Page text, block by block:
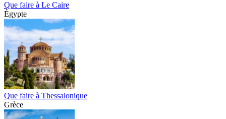
Que faire à Le Caire
Égypte
Que faire à Thessalonique
Grèce